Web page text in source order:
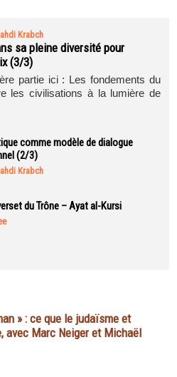
Krabch
sa pleine diversité pour
(3/3)
partie ici : Les fondements du
les civilisations à la lumière de
comme modèle de dialogue
(2/3)
Krabch
du Trône – Ayat al-Kursi
» : ce que le judaïsme et
avec Marc Neiger et Michaël